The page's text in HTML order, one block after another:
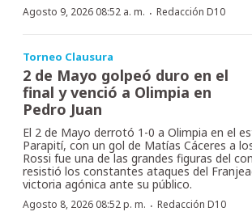
Agosto 9, 2026 08:52 a. m. · Redacción D10
Torneo Clausura
2 de Mayo golpeó duro en el
final y venció a Olimpia en
Pedro Juan
El 2 de Mayo derrotó 1-0 a Olimpia en el
Parapití, con un gol de Matías Cáceres a
Rossi fue una de las grandes figuras del
resistió los constantes ataques del
victoria agónica ante su público.
Agosto 8, 2026 08:52 p. m. · Redacción D10